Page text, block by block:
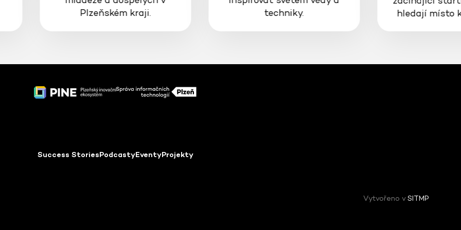
Plzeňském kraji.
techniky.
hledají místo
Success StoriesPodcastyEventyProjekty
Vytvořeno vSITMP